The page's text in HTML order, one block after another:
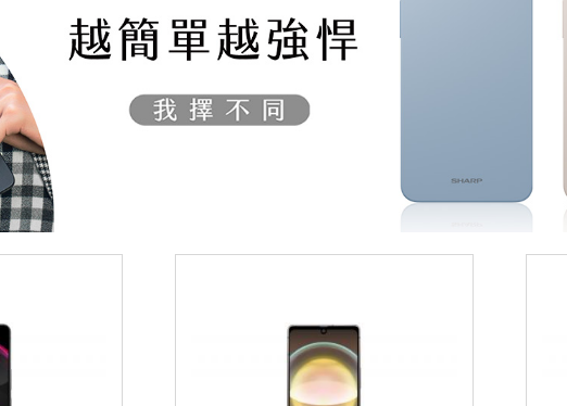
乾淨方美學除濕機
空氣清淨機結合捕蚊技術
自動除菌離子技術
FAQ
PCI 自動除菌離子
超音波清洗棒